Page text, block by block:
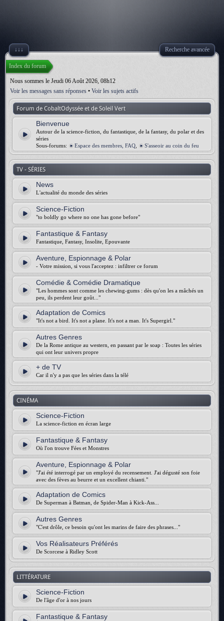
↓↓↓ Recherche avancée
Index du forum
Nous sommes le Jeudi 06 Août 2026, 08h12
Voir les messages sans réponses • Voir les sujets actifs
Forum de CobaltOdyssée et de Soleil Vert
Bienvenue
Autour de la science-fiction, du fantastique, de la fantasy, du polar et des
séries
Sous-forums:
Espace des membres, FAQ S'asseoir au coin du feu
TV - SÉRIES
News
L'actualité du monde des séries
Science-Fiction
"to boldly go where no one has gone before"
Fantastique & Fantasy
Fantastique, Fantasy, Insolite, Epouvante
Aventure, Espionnage & Polar
- Votre mission, si vous l'acceptez : infiltrer ce forum
Comédie & Comédie Dramatique
"Les hommes sont comme les chewing-gums : dès qu'on les a mâchés un
peu, ils perdent leur goût..."
Adaptation de Comics
"It's not a bird. It's not a plane. It's not a man. It's Supergirl."
Autres Genres
De la Rome antique au western, en passant par le soap : Toutes les séries
qui ont leur univers propre
+ de TV
Car il n'y a pas que les séries dans la télé
CINÉMA
Science-Fiction
La science-fiction en écran large
Fantastique & Fantasy
Où l'on trouve Fées et Monstres
Aventure, Espionnage & Polar
"J'ai été interrogé par un employé du recensement. J'ai dégusté son foie
avec des fèves au beurre et un excellent chianti."
Adaptation de Comics
De Superman à Batman, de Spider-Man à Kick-Ass...
Autres Genres
"C'est drôle, ce besoin qu'ont les marins de faire des phrases..."
Vos Réalisateurs Préférés
De Scorcese à Ridley Scott
LITTÉRATURE
Science-Fiction
De l'âge d'or à nos jours
Fantastique & Fantasy